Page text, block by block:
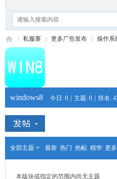
私
私服寨 更多广告发布 操作系
windows8 今日: 0 主题: 0 排名:
全部主题 最新 热门 热帖 精华 更多
本版块或指定的范围内尚无主题